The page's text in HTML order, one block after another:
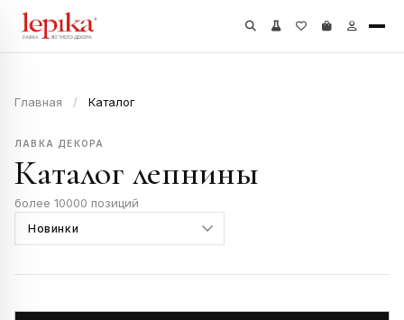
Главная / Каталог
ЛАВКА ДЕКОРА
Каталог лепнины
более 10000 позиций